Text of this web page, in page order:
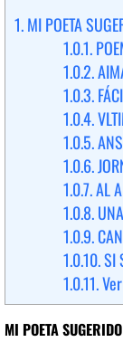
1.MI POETA
1.0.1.
1.0.2.
1.0.3.
1.0.4.
1.0.5.
1.0.6.
1.0.7.AL
1.0.8.
1.0.9.
1.0.10.SI
1.0.11.
MI POETA